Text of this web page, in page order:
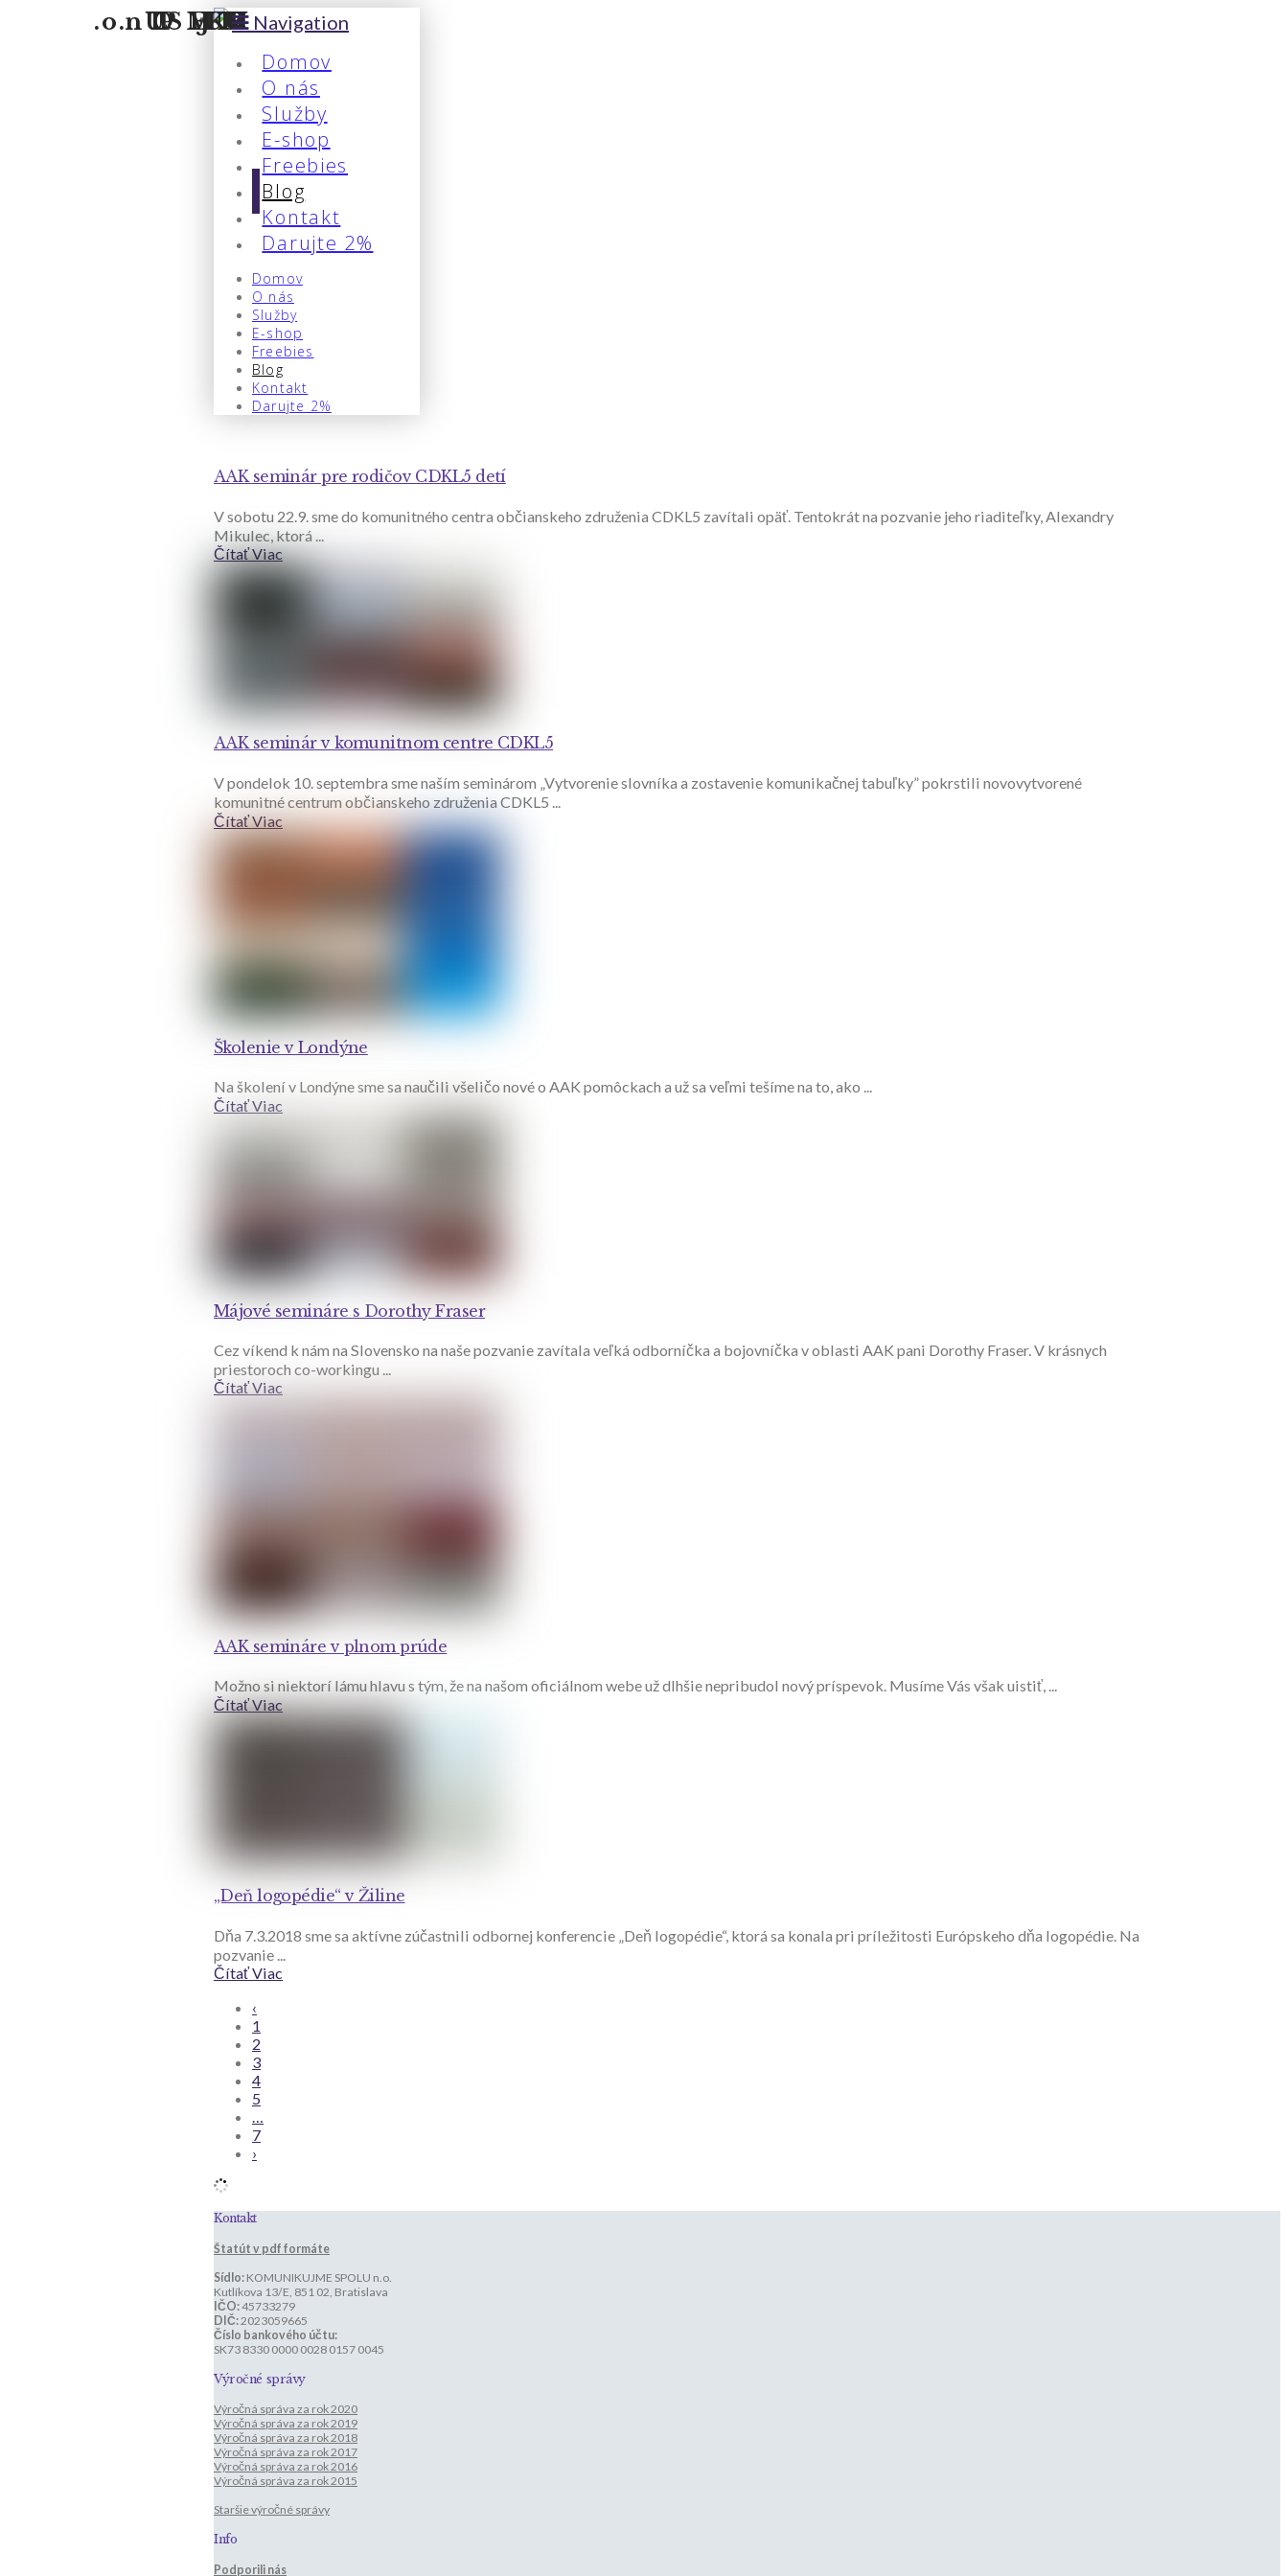
Navigation
Domov
O nás
Služby
E-shop
Freebies
Blog
Kontakt
Darujte 2%
Domov
O nás
Služby
E-shop
Freebies
Blog
Kontakt
Darujte 2%
AAK seminár pre rodičov CDKL5 detí
V sobotu 22.9. sme do komunitného centra občianskeho združenia CDKL5 zavítali opäť. Tentokrát na pozvanie jeho riaditeľky, Alexandry
Mikulec, ktorá ...
Čítať Viac
AAK seminár v komunitnom centre CDKL5
V pondelok 10. septembra sme naším seminárom „Vytvorenie slovníka a zostavenie komunikačnej tabuľky” pokrstili novovytvorené
komunitné centrum občianskeho združenia CDKL5 ...
Čítať Viac
Školenie v Londýne
Na školení v Londýne sme sa naučili všeličo nové o AAK pomôckach a už sa veľmi tešíme na to, ako ...
Čítať Viac
Májové semináre s Dorothy Fraser
Cez víkend k nám na Slovensko na naše pozvanie zavítala veľká odborníčka a bojovníčka v oblasti AAK pani Dorothy Fraser. V krásnych
priestoroch co-workingu ...
Čítať Viac
AAK semináre v plnom prúde
Možno si niektorí lámu hlavu s tým, že na našom oficiálnom webe už dlhšie nepribudol nový príspevok. Musíme Vás však uistiť, ...
Čítať Viac
„Deň logopédie“ v Žiline
Dňa 7.3.2018 sme sa aktívne zúčastnili odbornej konferencie „Deň logopédie“, ktorá sa konala pri príležitosti Európskeho dňa logopédie. Na
pozvanie ...
Čítať Viac
‹
1
2
3
4
5
…
7
›
Kontakt
Štatút v pdf formáte
Sídlo: KOMUNIKUJME SPOLU n.o.
Kutlíkova 13/E, 851 02, Bratislava
IČO:45733279
DIČ:2023059665
Číslo bankového účtu:
SK73 8330 0000 0028 0157 0045
Výročné správy
Výročná správa za rok 2020
Výročná správa za rok 2019
Výročná správa za rok 2018
Výročná správa za rok 2017
Výročná správa za rok 2016
Výročná správa za rok 2015
Staršie výročné správy
Info
Podporili nás